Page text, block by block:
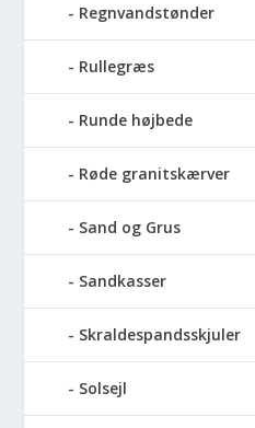
Regnvandstønder
Rullegræs
Runde højbede
Røde granitskærver
Sand og Grus
Sandkasser
Skraldespandsskjuler
Solsejl